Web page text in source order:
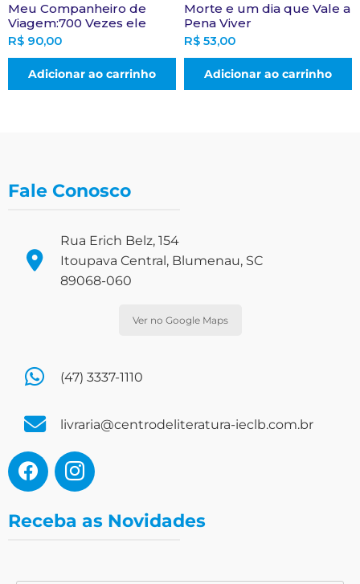
Meu Companheiro de
Viagem:700 Vezes ele
R$ 90,00
Adicionar ao carrinho
Morte e um dia que Vale a
Pena Viver
R$ 53,00
Adicionar ao carrinho
Fale Conosco
Rua Erich Belz, 154
Itoupava Central, Blumenau, SC
89068-060
Ver no Google Maps
(47) 3337-1110
livraria@centrodeliteratura-ieclb.com.br
Receba as Novidades